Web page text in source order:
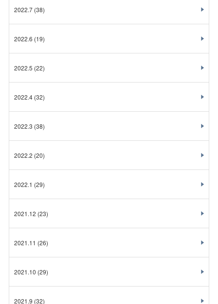
2022.7(38)
2022.6 (19)
2022.5 (22)
2022.4(32)
2022.3 (38)
2022.2 (20)
2022.1 (29)
2021.12 (23)
2021.11 (26)
2021.10 (29)
2021.9 (32)